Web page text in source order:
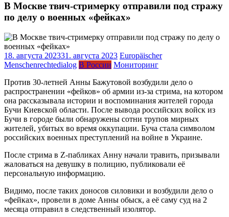
В Москве твич-стримерку отправили под стражу
по делу о военных «фейках»
18. августа 202331. августа 2023 Europäischer
Menschenrechtedialog В России Мониторинг
Против 30-летней Анны Бажутовой возбудили дело о
распространении «фейков» об армии из-за стрима, на котором
она рассказывала истории и воспоминания жителей города
Бучи Киевской области. После вывода российских войск из
Бучи в городе были обнаружены сотни трупов мирных
жителей, убитых во время оккупации. Буча стала символом
российских военных преступлений на войне в Украине.
После стрима в Z-пабликах Анну начали травить, призывали
жаловаться на девушку в полицию, публиковали её
персональную информацию.
Видимо, после таких доносов силовики и возбудили дело о
«фейках», провели в доме Анны обыск, а её саму суд на 2
месяца отправил в следственный изолятор.